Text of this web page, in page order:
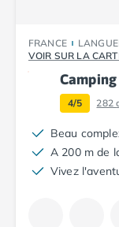
Camping
Camping
Camping Le
Camping
Camping
Camping
Camping
FRANCE
VOIR SUR LA
4/5 282
Beau
A 200 m de
Vivez